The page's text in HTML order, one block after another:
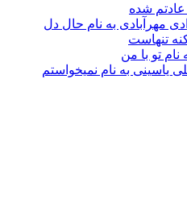
عادتم شده
مهرآبادی به نام حال دل
تنهاست
تو با من
یاسینی به نام نمیخواستم